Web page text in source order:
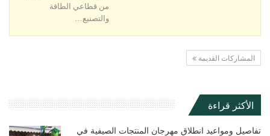
من قطاعي الطاقة
والتصنيع…
المشاركات القديمة
الأكثر قراءة
تفاصيل ومواعيد انطلاق مهرجان المنتجات الصيفية في